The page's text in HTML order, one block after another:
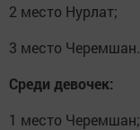
2 место Нурлат;
3 место Черемшан.
Среди девочек:
1 место Черемшан;